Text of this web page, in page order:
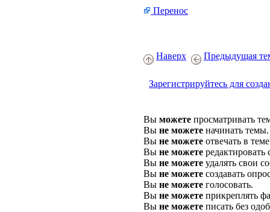
Перенос
Наверх Предыдущая
Зарегистрируйтесь для
Вы можете просматривать
Вы не можете начинать темы.
Вы не можете отвечать в
Вы не можете
Вы не можете удалять свои
Вы не можете создавать
Вы не можете голосовать.
Вы не можете прикреплять
Вы не можете писать без